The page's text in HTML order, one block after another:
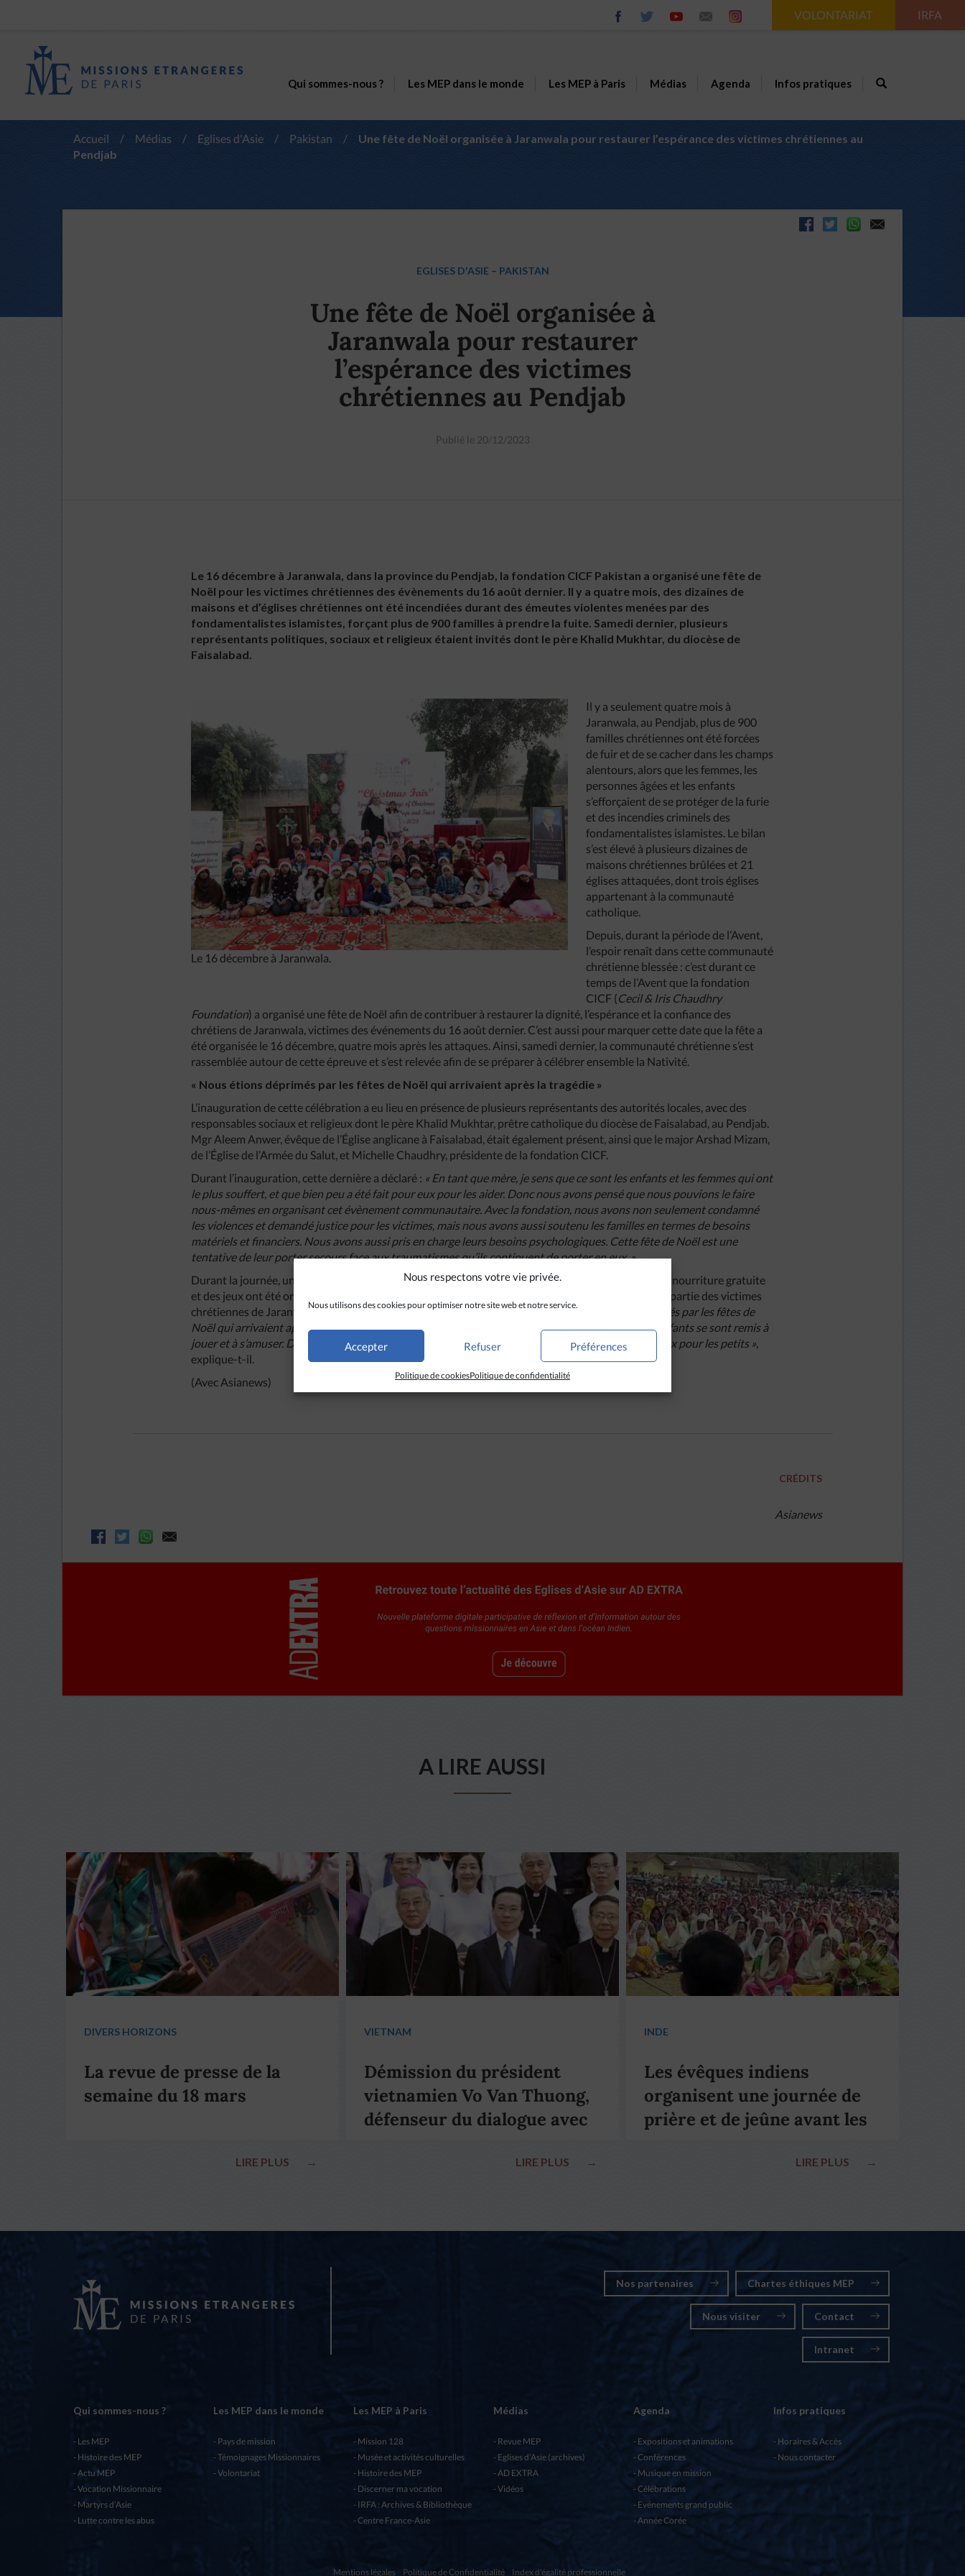
Nous respectons votre vie privée.
Nous utilisons des cookies pour optimiser notre site web et notre service.
Accepter Refuser Préférences
Politique de cookiesPolitique de confidentialité
VOLONTARIAT IRFA
Qui sommes-nous ? Les MEP dans le monde Les MEP à Paris Médias Agenda Infos pratiques
Accueil / Médias / Eglises d'Asie / Pakistan /
Une fête de Noël organisée à Jaranwala pour restaurer l’espérance des victimes chrétiennes au
Pendjab
EGLISES D'ASIE – PAKISTAN
Une fête de Noël organisée à
Jaranwala pour restaurer
l’espérance des victimes
chrétiennes au Pendjab
Publié le 20/12/2023
Le 16 décembre à Jaranwala, dans la province du Pendjab, la fondation CICF Pakistan a organisé une fête de
Noël pour les victimes chrétiennes des évènements du 16 août dernier. Il y a quatre mois, des dizaines de
maisons et d’églises chrétiennes ont été incendiées durant des émeutes violentes menées par des
fondamentalistes islamistes, forçant plus de 900 familles à prendre la fuite. Samedi dernier, plusieurs
représentants politiques, sociaux et religieux étaient invités dont le père Khalid Mukhtar, du diocèse de
Faisalabad.
Le 16 décembre à Jaranwala.
Il y a seulement quatre mois à
Jaranwala, au Pendjab, plus de 900
familles chrétiennes ont été forcées
de fuir et de se cacher dans les champs
alentours, alors que les femmes, les
personnes âgées et les enfants
s’efforçaient de se protéger de la furie
et des incendies criminels des
fondamentalistes islamistes. Le bilan
s’est élevé à plusieurs dizaines de
maisons chrétiennes brûlées et 21
églises attaquées, dont trois églises
appartenant à la communauté
catholique.
Depuis, durant la période de l’Avent,
l’espoir renaît dans cette communauté
chrétienne blessée : c’est durant ce
temps de l’Avent que la fondation
CICF (Cecil & Iris Chaudhry
Foundation) a organisé une fête de Noël afin de contribuer à restaurer la dignité, l’espérance et la confiance des
chrétiens de Jaranwala, victimes des événements du 16 août dernier. C’est aussi pour marquer cette date que la fête a
été organisée le 16 décembre, quatre mois après les attaques. Ainsi, samedi dernier, la communauté chrétienne s’est
rassemblée autour de cette épreuve et s’est relevée afin de se préparer à célébrer ensemble la Nativité.
« Nous étions déprimés par les fêtes de Noël qui arrivaient après la tragédie »
L’inauguration de cette célébration a eu lieu en présence de plusieurs représentants des autorités locales, avec des
responsables sociaux et religieux dont le père Khalid Mukhtar, prêtre catholique du diocèse de Faisalabad, au Pendjab.
Mgr Aleem Anwer, évêque de l’Église anglicane à Faisalabad, était également présent, ainsi que le major Arshad Mizam,
de l’Église de l’Armée du Salut, et Michelle Chaudhry, présidente de la fondation CICF.
Durant l’inauguration, cette dernière a déclaré : « En tant que mère, je sens que ce sont les enfants et les femmes qui ont
le plus souffert, et que bien peu a été fait pour eux pour les aider. Donc nous avons pensé que nous pouvions le faire
nous-mêmes en organisant cet évènement communautaire. Avec la fondation, nous avons non seulement condamné
les violences et demandé justice pour les victimes, mais nous avons aussi soutenu les familles en termes de besoins
matériels et financiers. Nous avons aussi pris en charge leurs besoins psychologiques. Cette fête de Noël est une
tentative de leur porter secours face aux traumatismes qu’ils continuent de porter en eux. »
Durant la journée, un groupe catholique a également proposé des chants de Noël, et des stands de nourriture gratuite
et des jeux ont été organisés pour les familles et les enfants. Shahbaz Masih, âgé de 52 ans, qui fait partie des victimes
chrétiennes de Jaranwala, se dit reconnaissant pour ces initiatives.« Nous étions vraiment déprimés par les fêtes de
Noël qui arrivaient après la tragédie survenue en août. Mais durant la fête du 16 décembre, nos enfants se sont remis à
jouer et à s’amuser. De plus, nous avons reçu des couvertures, des vêtements chauds et des cadeaux pour les petits »,
explique-t-il.
(Avec Asianews)
CRÉDITS
Asianews
A LIRE AUSSI
DIVERS HORIZONS
La revue de presse de la
semaine du 18 mars
LIRE PLUS →
VIETNAM
Démission du président
vietnamien Vo Van Thuong,
défenseur du dialogue avec
LIRE PLUS →
INDE
Les évêques indiens
organisent une journée de
prière et de jeûne avant les
LIRE PLUS →
Nos partenaires Chartes éthiques MEP
Nous visiter Contact
Intranet
Qui sommes-nous ?
Les MEP
Histoire des MEP
Actu MEP
Vocation Missionnaire
Martyrs d’Asie
Lutte contre les abus
Les MEP dans le monde
Pays de mission
Témoignages Missionnaires
Volontariat
Les MEP à Paris
Mission 128
Musée et activités culturelles
Histoire des MEP
Discerner ma vocation
IRFA : Archives & Bibliothèque
Centre France-Asie
Médias
Revue MEP
Eglises d’Asie (archives)
AD EXTRA
Vidéos
Agenda
Expositions et animations
Conférences
Musique en mission
Célébrations
Evénements grand public
Année Corée
Infos pratiques
Horaires & Accès
Nous contacter
Mentions légales Politique de Confidentialité Index d'égalité professionnelle